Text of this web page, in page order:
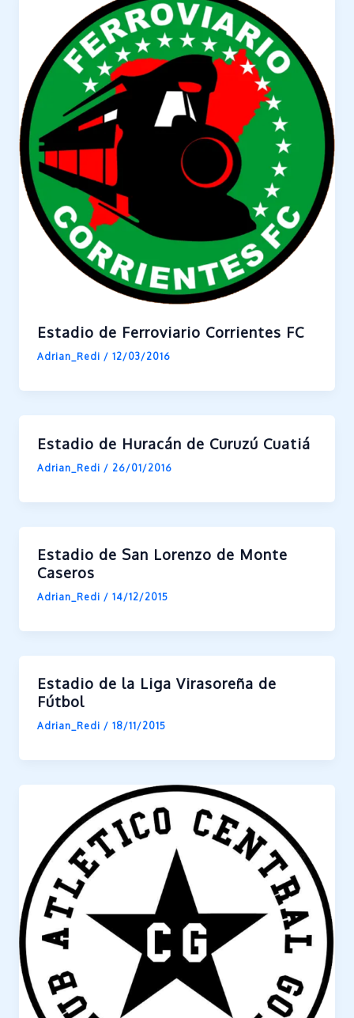
Estadio de Ferroviario Corrientes FC
Adrian_Redi /12/03/2016
Estadio de Huracán de Curuzú Cuatiá
Adrian_Redi / 26/01/2016
Estadio de San Lorenzo de Monte
Caseros
Adrian_Redi /14/12/2015
Estadio de la Liga Virasoreña de
Fútbol
Adrian_Redi /18/11/2015